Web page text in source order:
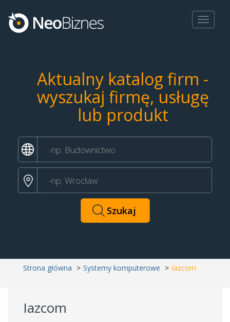
Toggle
Aktualny katalog firm -
wyszukaj firmę, usługę
lub produkt
Strona główna Systemy komputerowe Iazcom
Iazcom